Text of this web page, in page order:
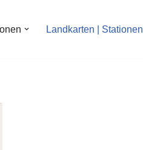
Landkarten | Stationen